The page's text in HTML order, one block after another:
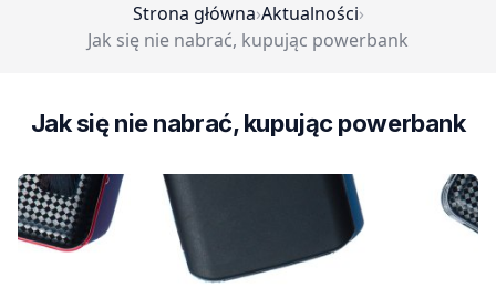
Strona główna›Aktualności›
Jak się nie nabrać, kupując powerbank
Jak się nie nabrać, kupując powerbank